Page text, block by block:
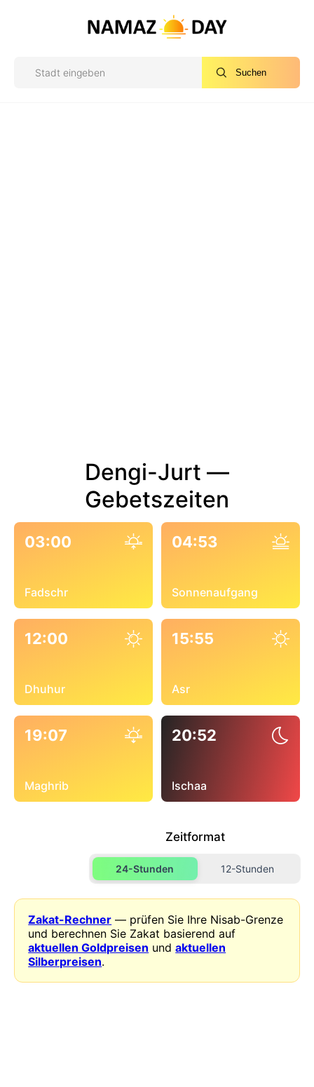
Suchen
Dengi-Jurt —
Gebetszeiten
03:00
Fadschr
04:53
Sonnenaufgang
12:00
Dhuhur
15:55
Asr
19:07
Maghrib
20:52
Ischaa
Zeitformat
24-Stunden 12-Stunden
Zakat-Rechner — prüfen Sie Ihre Nisab-Grenze
und berechnen Sie Zakat basierend auf
aktuellen Goldpreisen undaktuellen
Silberpreisen.